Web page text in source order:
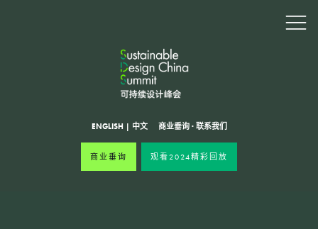
ENGLISH | 中文 商业垂询· 联系我们
商业垂询 观看2024精彩回放